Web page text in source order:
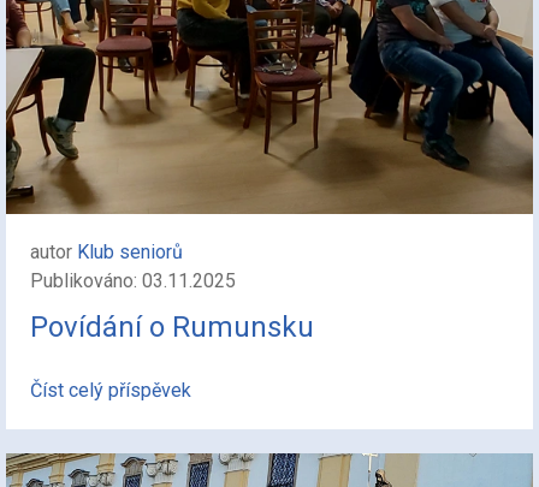
autor Klub seniorů
Publikováno: 03.11.2025
Povídání o Rumunsku
Číst celý příspěvek